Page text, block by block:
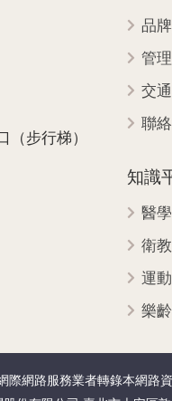
步行梯）
品
管
交
聯
知識
醫
衛
運
樂
際網路服務業者轉錄本網路